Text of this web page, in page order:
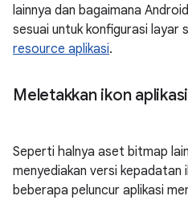
lainnya dan bagaimana
sesuai untuk konfigurasi layar
resource aplikasi.
Meletakkan ikon
Seperti halnya aset bitmap
menyediakan versi kepadatan
beberapa peluncur aplikasi